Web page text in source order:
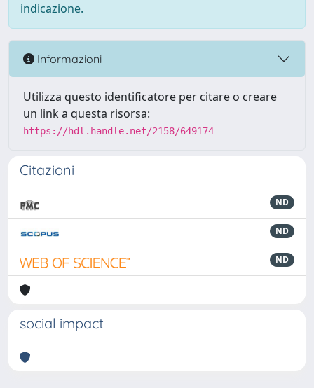
indicazione.
Informazioni
Utilizza questo identificatore per citare o creare
un link a questa risorsa:
https://hdl.handle.net/2158/649174
Citazioni
ND
ND
ND
social impact